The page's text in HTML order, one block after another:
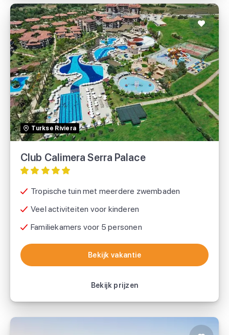
Turkse Riviera
Club Calimera Serra Palace
Tropische tuin met meerdere zwembaden
Veel activiteiten voor kinderen
Familiekamers voor 5 personen
Bekijk vakantie
Bekijk prijzen
Club Calimera Serra Palace
TUI
Bekijk vakantie